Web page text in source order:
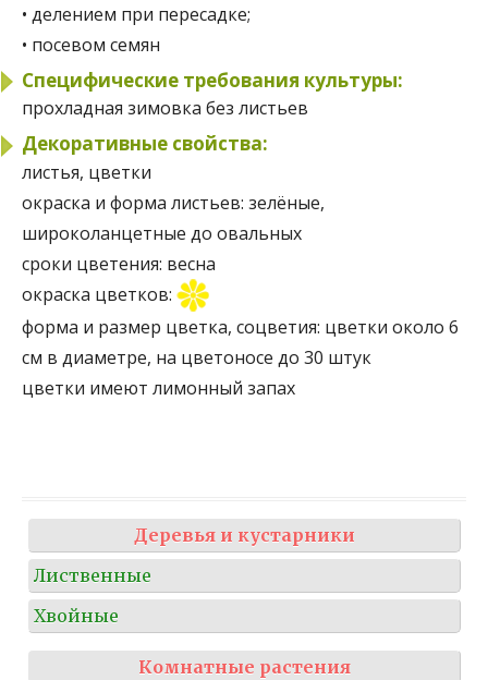
• делением при пересадке;
• посевом семян
Специфические требования культуры:
прохладная зимовка без листьев
Декоративные свойства:
листья, цветки
окраска и форма листьев: зелёные,
широколанцетные до овальных
сроки цветения: весна
окраска цветков:
форма и размер цветка, соцветия: цветки около 6
см в диаметре, на цветоносе до 30 штук
цветки имеют лимонный запах
Деревья и кустарники
Лиственные
Хвойные
Комнатные растения